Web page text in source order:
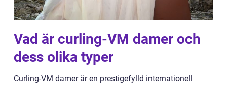
Vad är curling-VM damer och
dess olika typer
Curling-VM damer är en prestigefylld internationell